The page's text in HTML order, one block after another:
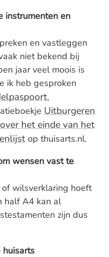
instrumenten en
en vastleggen
niet bekend bij
jaar veel moois is
ik heb gesproken
,
Uitburgeren
het einde van het
op thuisarts.nl.
wensen vast te
wilsverklaring hoeft
half A4 kan al
zijn dus